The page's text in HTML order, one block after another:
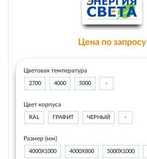
Цена по запросу
Цветовая температура
2700 4000 5000 -
Цвет корпуса
RAL ГРАФИТ ЧЕРНЫЙ -
Размер (мм)
4000Х1000 4000Х800 5000Х1000